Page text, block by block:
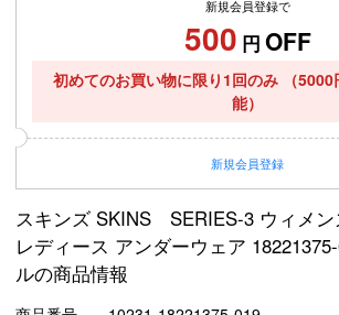
新規会員登録で
500 円 OFF
初めてのお買い物に限り1回のみ
（
能）
新規会員登録
スキンズ SKINS SERIES-3 ウィメン
レディース アンダーウェア
ルの商品情報